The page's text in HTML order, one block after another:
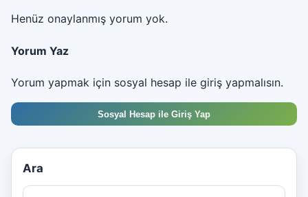
Henüz onaylanmış yorum yok.
Yorum Yaz
Yorum yapmak için sosyal hesap ile giriş yapmalısın.
Sosyal Hesap ile Giriş Yap
Ara